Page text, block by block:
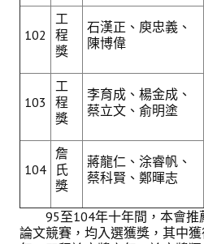
102
工
程
獎
石漢正、庾忠義、
陳博偉
103
工
程
獎
李育成、楊金成、
蔡立文、俞明塗
104
詹
氏
獎
蔣龍仁、涂睿帆、
蔡科賢、鄭暉志
95至104年十年間，本會推
論文競賽，均入選獲獎，其中